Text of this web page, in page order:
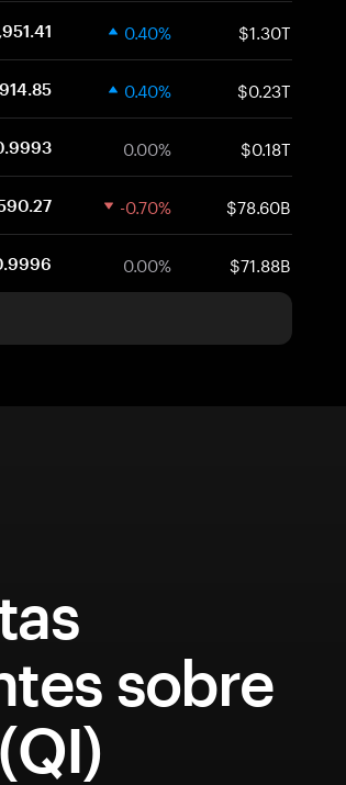
0.40% $1.30T
0.40% $0.23T
0.00% $0.18T
-0.70% $78.60B
0.00% $71.88B
sobre